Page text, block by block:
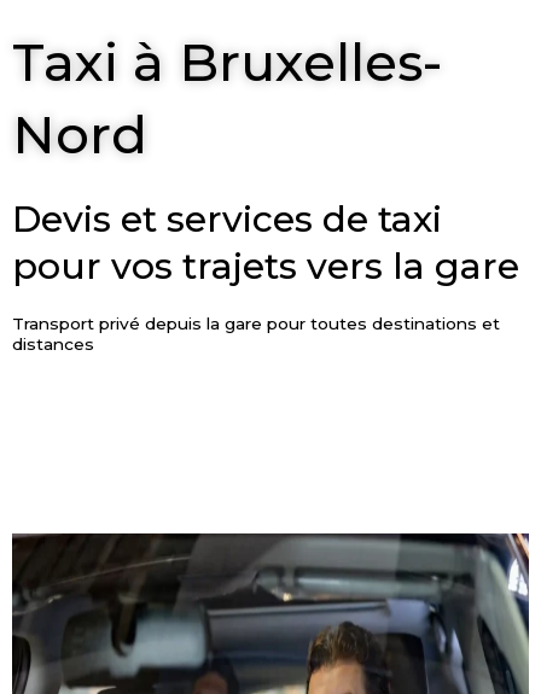
Taxi à Bruxelles-
Nord
Devis et services de taxi
pour vos trajets vers la gare
Transport privé depuis la gare pour toutes destinations et
distances